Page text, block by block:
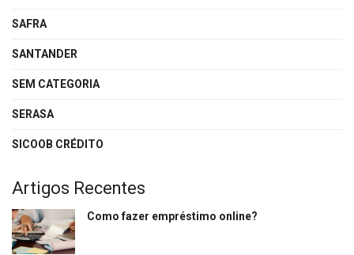
SAFRA
SANTANDER
SEM CATEGORIA
SERASA
SICOOB CRÉDITO
Artigos Recentes
Como fazer empréstimo online?